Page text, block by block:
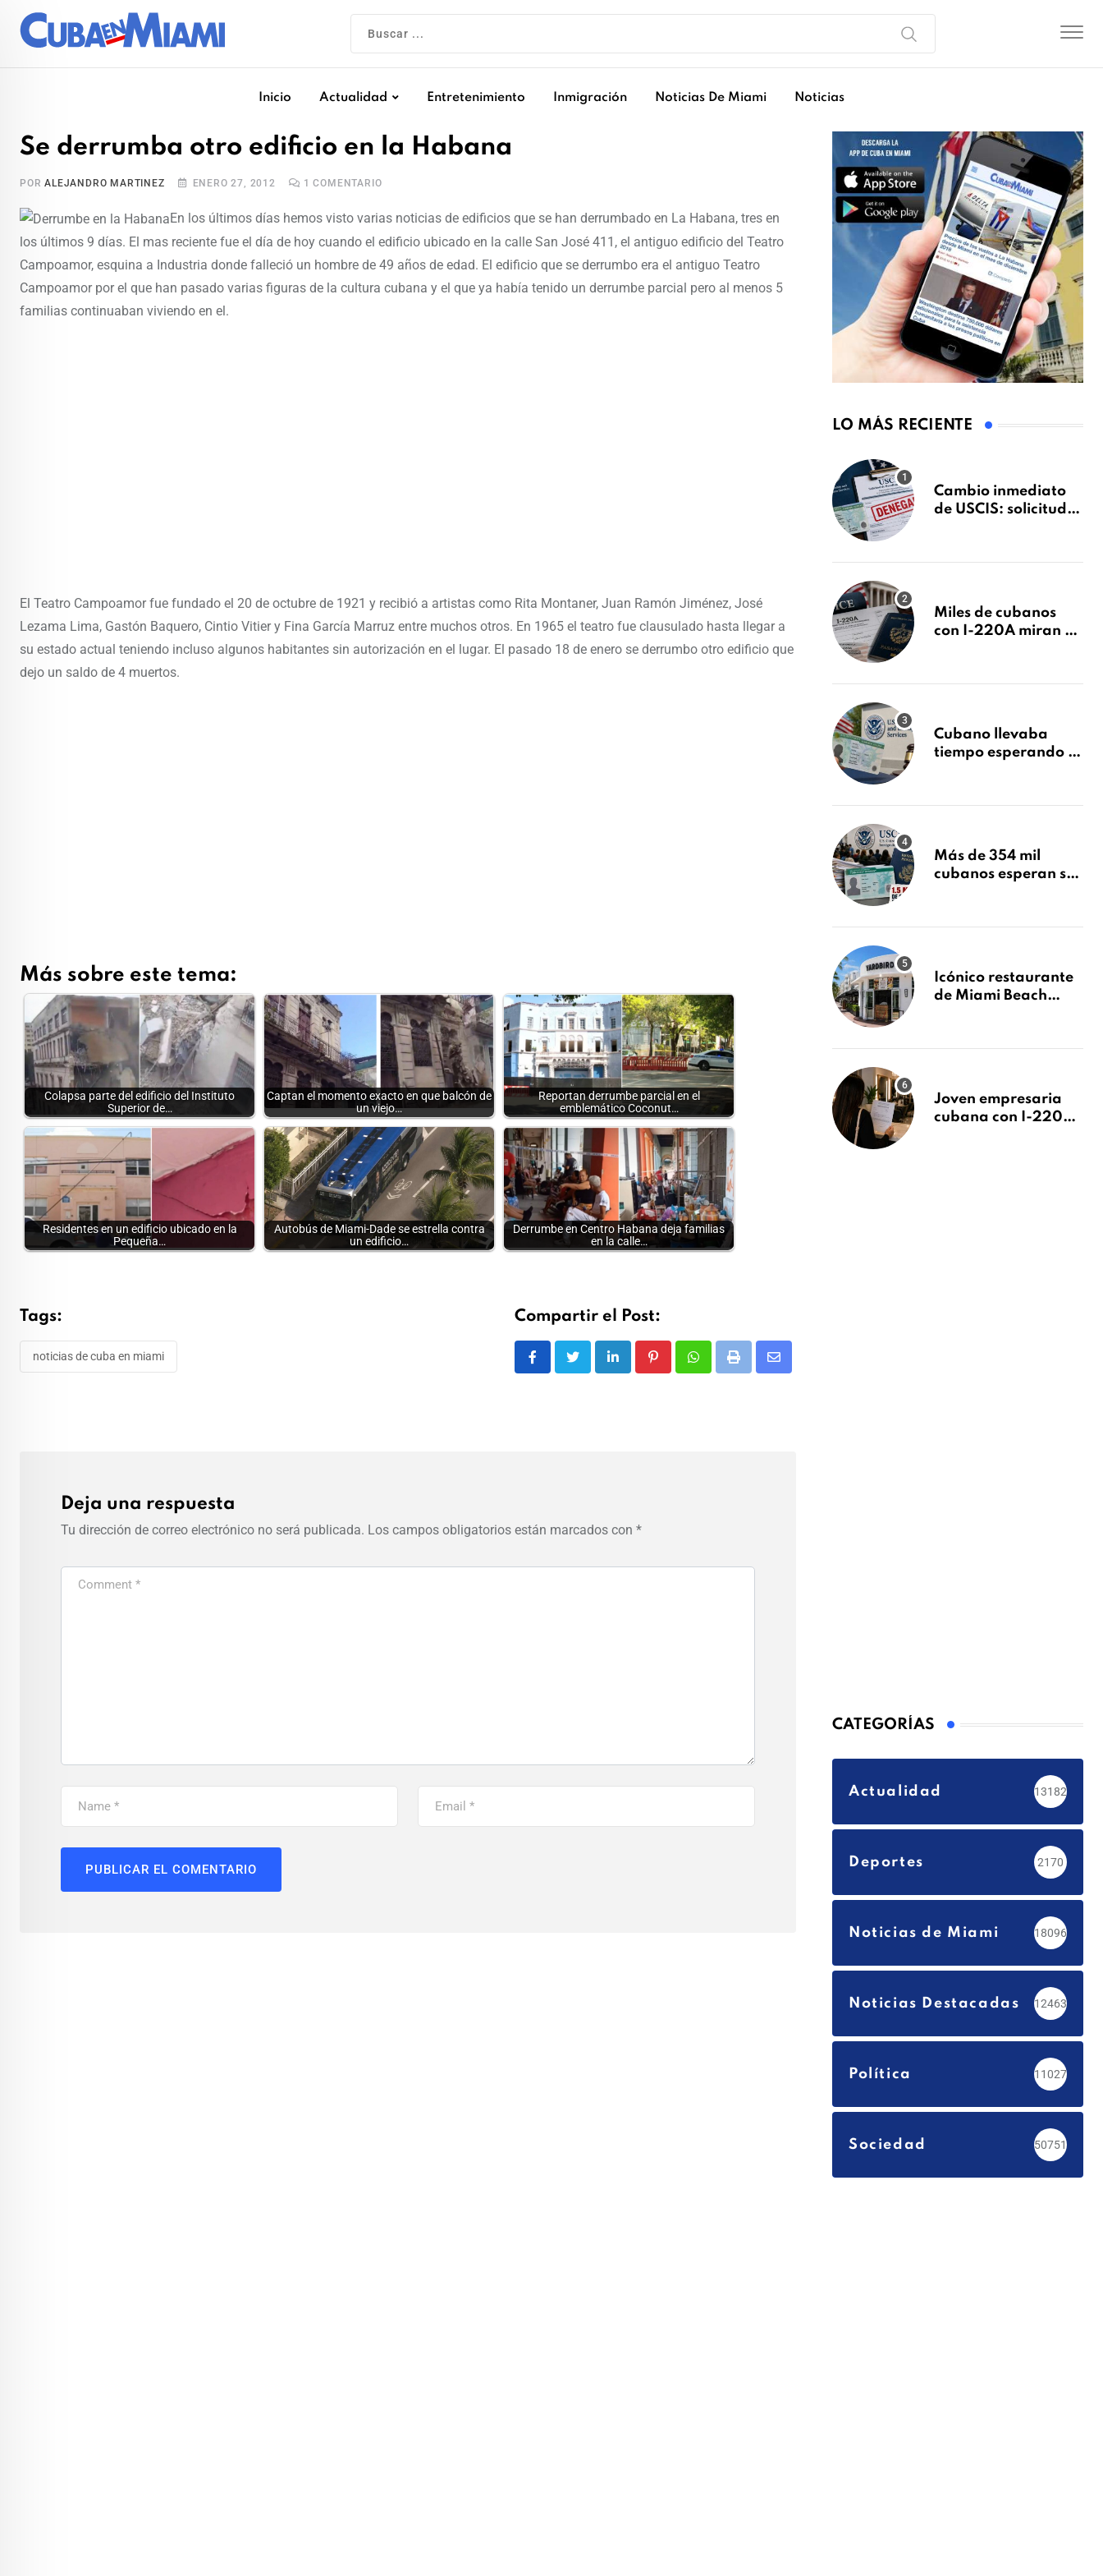
Inicio Actualidad Entretenimiento Inmigración Noticias De Miami Noticias
Se derrumba otro edificio en la Habana
PORALEJANDRO MARTINEZ ENERO 27, 2012 1 COMENTARIO
En los últimos días hemos visto varias noticias de edificios que se han derrumbado en La Habana, tres en
los últimos 9 días. El mas reciente fue el día de hoy cuando el edificio ubicado en la calle San José 411, el antiguo edificio del Teatro
Campoamor, esquina a Industria donde falleció un hombre de 49 años de edad. El edificio que se derrumbo era el antiguo Teatro
Campoamor por el que han pasado varias figuras de la cultura cubana y el que ya había tenido un derrumbe parcial pero al menos 5
familias continuaban viviendo en el.
El Teatro Campoamor fue fundado el 20 de octubre de 1921 y recibió a artistas como Rita Montaner, Juan Ramón Jiménez, José
Lezama Lima, Gastón Baquero, Cintio Vitier y Fina García Marruz entre muchos otros. En 1965 el teatro fue clausulado hasta llegar a
su estado actual teniendo incluso algunos habitantes sin autorización en el lugar. El pasado 18 de enero se derrumbo otro edificio que
dejo un saldo de 4 muertos.
Más sobre este tema:
Colapsa parte del edificio del Instituto
Superior de…
Captan el momento exacto en que balcón de
un viejo…
Reportan derrumbe parcial en el
emblemático Coconut…
Residentes en un edificio ubicado en la
Pequeña…
Autobús de Miami-Dade se estrella contra
un edificio…
Derrumbe en Centro Habana deja familias
en la calle…
Tags:
noticias de cuba en miami
Compartir el Post:
LinkedIn PinterestWhatsappPrint
Share
Deja una respuesta
Tu dirección de correo electrónico no será publicada. Los campos obligatorios están marcados con *
LO MÁS RECIENTE
Cambio inmediato
de USCIS: solicitudes
sin previo aviso
Miles de cubanos
con I-220A miran al
decidirse en una
Cubano llevaba
tiempo esperando su
tras Writ of
Más de 354 mil
cubanos esperan su
millones de
Icónico restaurante
de Miami Beach
después de 15 años
Joven empresaria
cubana con I-220A
CATEGORÍAS
Actualidad 13182
Deportes 2170
Noticias de Miami 18096
Noticias Destacadas 12463
Política 11027
Sociedad 50751